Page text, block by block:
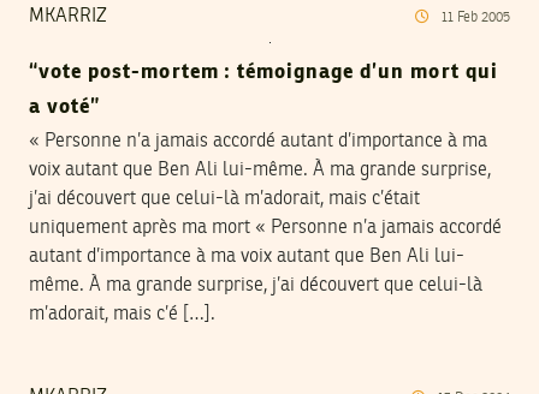
MKARRIZ 11 Feb 2005
“vote post-mortem : témoignage d’un mort qui
a voté”
« Personne n’a jamais accordé autant d’importance à ma
voix autant que Ben Ali lui-même. À ma grande surprise,
j’ai découvert que celui-là m’adorait, mais c’était
uniquement après ma mort « Personne n’a jamais accordé
autant d’importance à ma voix autant que Ben Ali lui-
même. À ma grande surprise, j’ai découvert que celui-là
m’adorait, mais c’é […].